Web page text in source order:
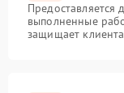
Предоставляется
выполненные
защищает